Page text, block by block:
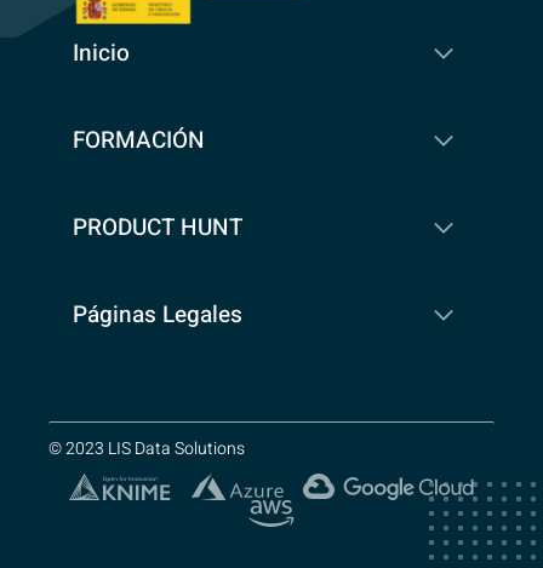
Inicio
FORMACIÓN
PRODUCT HUNT
Páginas Legales
© 2023 LIS Data Solutions